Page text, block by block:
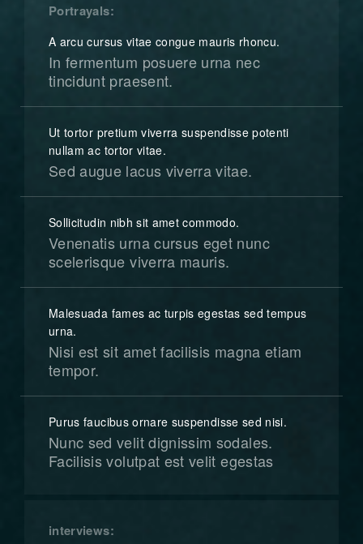
Portrayals
A arcu cursus vitae congue mauris rhoncu.
In fermentum posuere urna nec
tincidunt praesent.
Ut tortor pretium viverra suspendisse potenti
nullam ac tortor vitae.
Sed augue lacus viverra vitae.
Sollicitudin nibh sit amet commodo.
Venenatis urna cursus eget nunc
scelerisque viverra mauris.
Malesuada fames ac turpis egestas sed tempus
urna.
Nisi est sit amet facilisis magna etiam
tempor.
Purus faucibus ornare suspendisse sed nisi.
Nunc sed velit dignissim sodales.
Facilisis volutpat est velit egestas
interviews